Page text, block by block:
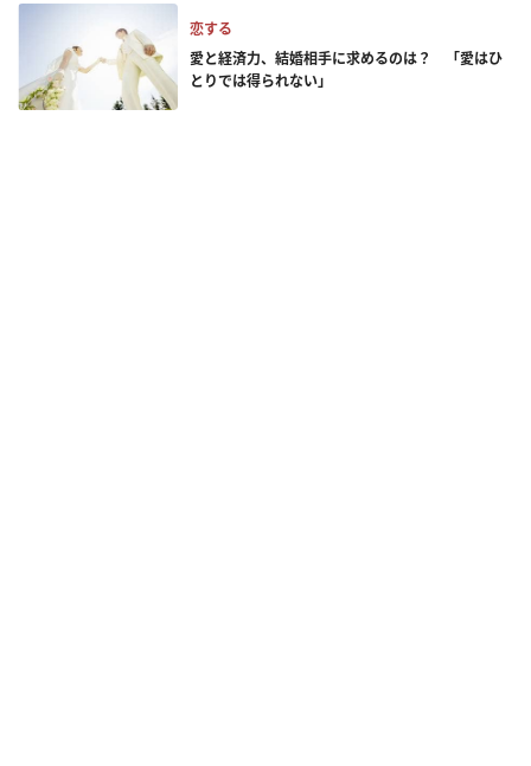
恋する
愛と経済力、結婚相手に求めるのは？ 「愛はひ
とりでは得られない」